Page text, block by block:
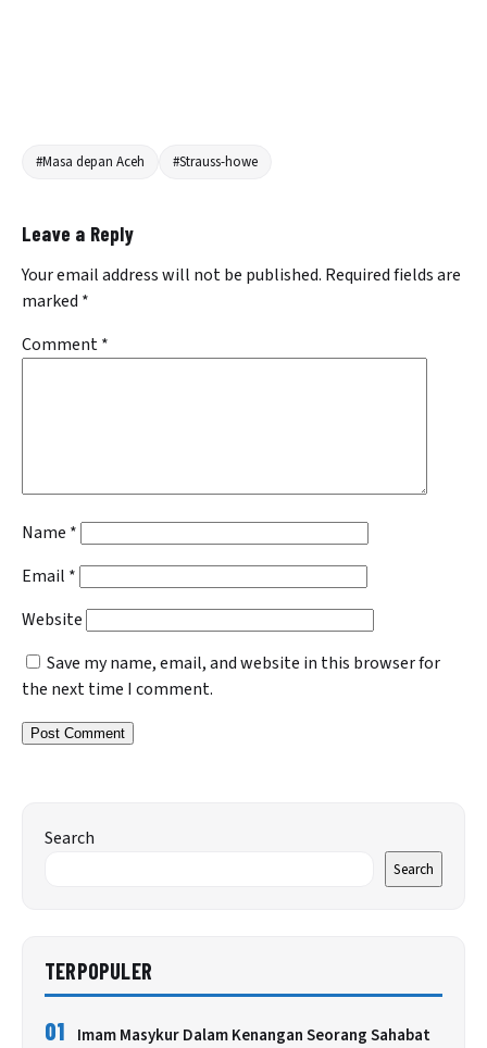
#Masa depan Aceh #Strauss-howe
Leave a Reply
Your email address will not be published. Required fields are
marked *
Comment*
Name *
Email *
Website
Save my name, email, and website in this browser for
the next time I comment.
Search
Search
TERPOPULER
01 Imam Masykur Dalam Kenangan Seorang Sahabat